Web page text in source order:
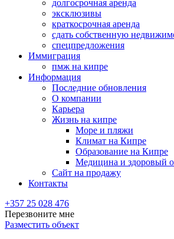
долгосрочная аренда
эксклюзивы
краткосрочная аренда
сдать собственную
спецпредложения
Иммиграция
пмж на кипре
Информация
Последние обновления
О компании
Карьера
Жизнь на кипре
Море и пляжи
Климат на Кипре
Образование на Кипре
Медицина и здоровый
Сайт на продажу
Контакты
+357 25 028 476
Перезвоните мне
Разместить объект